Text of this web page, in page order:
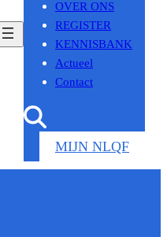
OVER ONS
REGISTER
KENNISBANK
Actueel
Contact
MIJN NLQF